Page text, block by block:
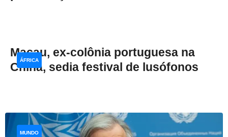
Macau, ex-colônia portuguesa na
China, sedia festival de lusófonos
ÁFRICA
MUNDO